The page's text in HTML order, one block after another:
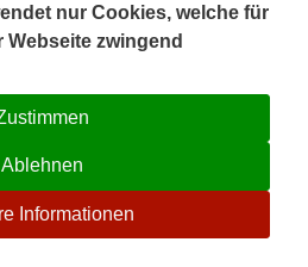
☉
nur Cookies, welche für
zwingend
Ablehnen
Informationen